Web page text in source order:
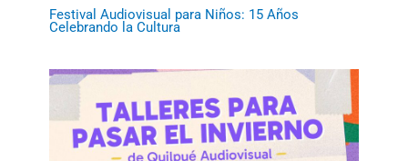
Festival Audiovisual para Niños: 15 Años
Celebrando la Cultura